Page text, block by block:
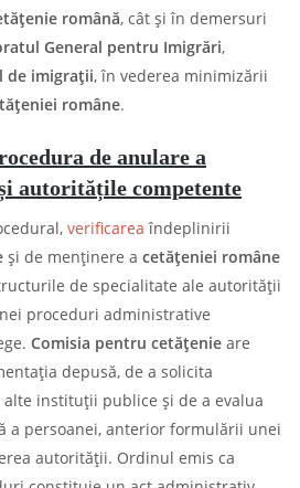
română, cât și în demersuri
General pentru Imigrări,
de imigrații, în vederea minimizării
române.
de anulare a
autoritățile competente
verificarea îndeplinirii
și de menținere a cetățeniei române
de specialitate ale autorității
proceduri administrative
Comisia pentru cetățenie are
depusă, de a solicita
instituții publice și de a evalua
a persoanei, anterior formulării unei
autorității. Ordinul emis ca